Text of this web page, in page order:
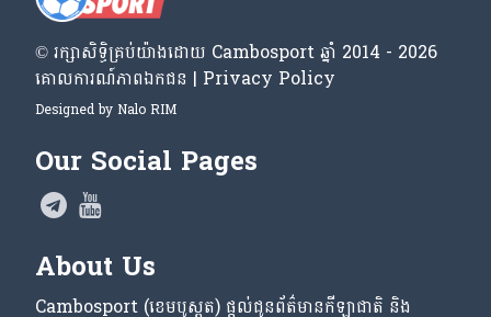
© រក្សា​សិទ្ធិ​គ្រប់​យ៉ាង​ដោយ​ Cambosport ឆ្នាំ 2014 - 2026
គោលការណ៍​ភាព​ឯកជន | Privacy Policy
Designed by Nalo RIM
Our Social Pages
About Us
Cambosport (ខេមបូស្ពត) ផ្តល់ជូនព័ត៌មានកីឡាជាតិ និង